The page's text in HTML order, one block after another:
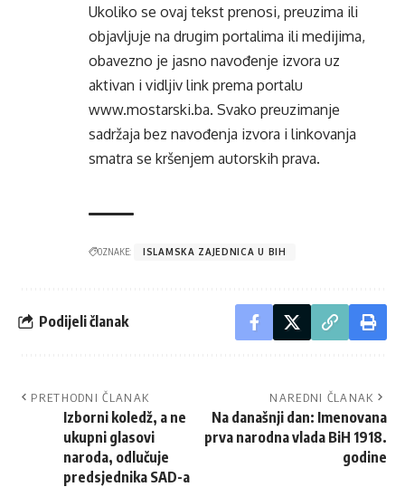
Ukoliko se ovaj tekst prenosi, preuzima ili
objavljuje na drugim portalima ili medijima,
obavezno je jasno navođenje izvora uz
aktivan i vidljiv link prema portalu
www.mostarski.ba. Svako preuzimanje
sadržaja bez navođenja izvora i linkovanja
smatra se kršenjem autorskih prava.
OZNAKE: ISLAMSKA ZAJEDNICA U BIH
Podijeli članak
PRETHODNI ČLANAK
Izborni koledž, a ne
ukupni glasovi
naroda, odlučuje
predsjednika SAD-a
NAREDNI ČLANAK
Na današnji dan: Imenovana
prva narodna vlada BiH 1918.
godine